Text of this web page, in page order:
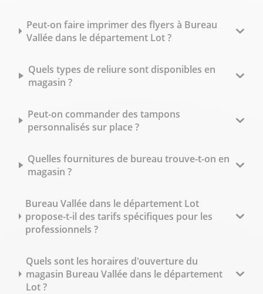
Peut-on faire imprimer des flyers à Bureau
Vallée dans le département Lot ?
Quels types de reliure sont disponibles en
magasin ?
Peut-on commander des tampons
personnalisés sur place ?
Quelles fournitures de bureau trouve-t-on en
magasin ?
Bureau Vallée dans le département Lot
propose-t-il des tarifs spécifiques pour les
professionnels ?
Quels sont les horaires d'ouverture du
magasin Bureau Vallée dans le département
Lot ?